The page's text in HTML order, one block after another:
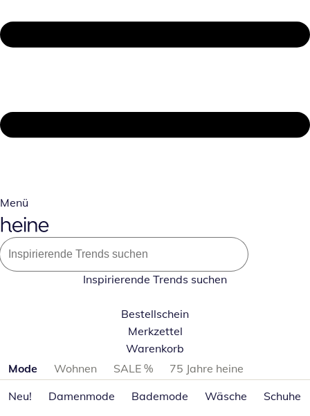
Menü
Inspirierende Trends suchen
Bestellschein
Merkzettel
Warenkorb
Produktkategorien überspringen
Mode Wohnen SALE %
75 Jahre heine
Neu!
Damenmode Bademode Wäsche Schuhe